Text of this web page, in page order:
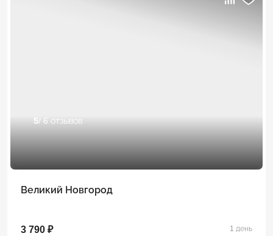
5/ 6 отзывов
Великий Новгород
3 790 ₽ 1 день